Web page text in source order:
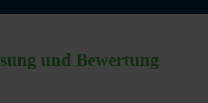
und Bewertung